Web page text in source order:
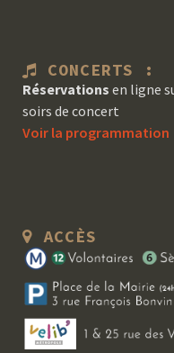
CONCERTS :
Réservations en ligne
soirs de concert
Voir la programmation
ACCÈS